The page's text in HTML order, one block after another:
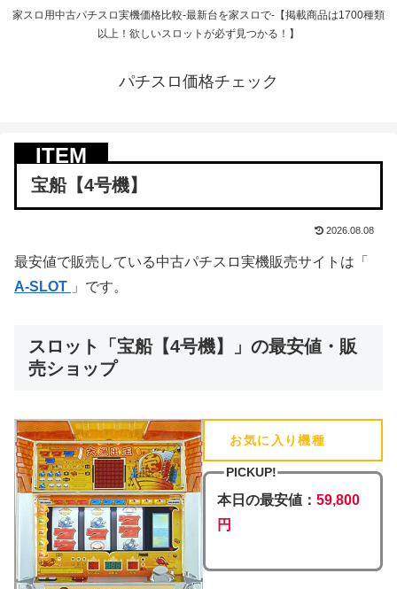
家スロ用中古パチスロ実機価格比較-最新台を家スロで-【掲載商品は1700種類
以上！欲しいスロットが必ず見つかる！】
パチスロ価格チェック
宝船【4号機】
2026.08.08
最安値で販売している中古パチスロ実機販売サイトは「
A-SLOT 」です。
スロット「宝船【4号機】」の最安値・販
売ショップ
お気に入り機種
PICKUP!
本日の最安値： 59,800
円